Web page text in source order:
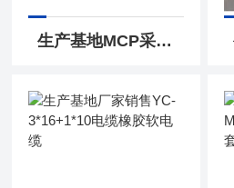
生产基地MCP采煤机电缆MCP矿用橡套软电缆